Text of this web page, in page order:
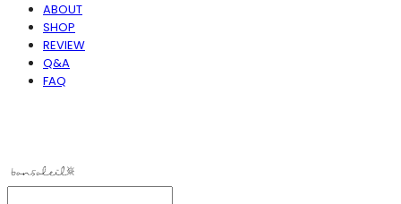
ABOUT
SHOP
REVIEW
Q&A
FAQ